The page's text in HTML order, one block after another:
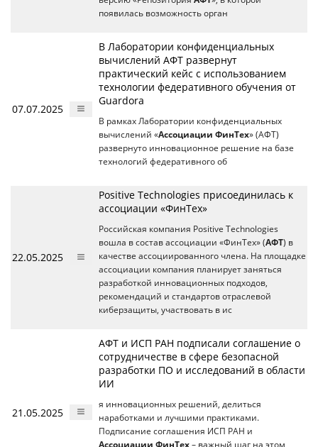
появилась возможность орган
07.07.2025
В Лаборатории конфиденциальных
вычислений АФТ развернут
практический кейс с использованием
технологии федеративного обучения от
Guardora
В рамках Лаборатории конфиденциальных
вычислений «Ассоциации ФинТех» (АФТ)
развернуто инновационное решение на базе
технологий федеративного об
22.05.2025
Positive Technologies присоединилась к
ассоциации «ФинТех»
Российская компания Positive Technologies
вошла в состав ассоциации «ФинТех» (АФТ) в
качестве ассоциированного члена. На площадке
ассоциации компания планирует заняться
разработкой инновационных подходов,
рекомендаций и стандартов отраслевой
киберзащиты, участвовать в ис
21.05.2025
АФТ и ИСП РАН подписали соглашение о
сотрудничестве в сфере безопасной
разработки ПО и исследований в области
ИИ
я инновационных решений, делиться
наработками и лучшими практиками.
Подписание соглашения ИСП РАН и
Ассоциации ФинТех – важный шаг на этом